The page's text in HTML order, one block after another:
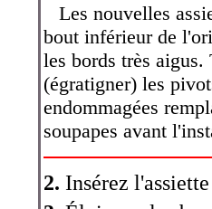
Les nouvelles
bout inférieur de
les bords très aigus.
(égratigner) les
endommagées
soupapes avant
2. Insérez